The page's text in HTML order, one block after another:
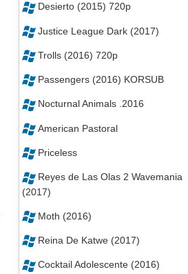
Desierto (2015) 720p
Justice League Dark (2017)
Trolls (2016) 720p
Passengers (2016) KORSUB
Nocturnal Animals .2016
American Pastoral
Priceless
Reyes de Las Olas 2 Wavemania
(2017)
Moth (2016)
Reina De Katwe (2017)
Cocktail Adolescente (2016)